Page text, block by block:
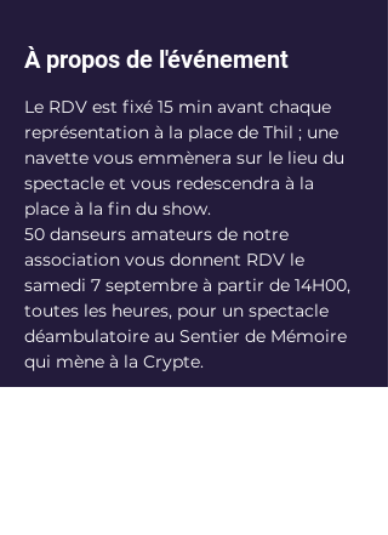
À propos de l'événement
Le RDV est fixé 15 min avant chaque
représentation à la place de Thil ; une
navette vous emmènera sur le lieu du
spectacle et vous redescendra à la
place à la fin du show.
50 danseurs amateurs de notre
association vous donnent RDV le
samedi 7 septembre à partir de 14H00,
toutes les heures, pour un spectacle
déambulatoire au Sentier de Mémoire
qui mène à la Crypte.